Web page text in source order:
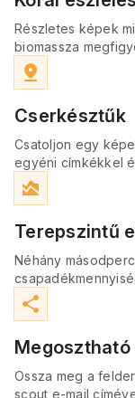
Részletes képek
biomassza
pin_drop
Cserkésztűk
Csatoljon egy
egyéni címkékkel
area_chart
Terepszintű
Néhány
share
Ossza meg a
scout e-mail